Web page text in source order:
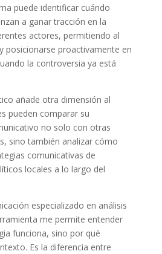
puede identificar cuándo
a ganar tracción en la
actores, permitiendo al
posicionarse proactivamente en
la controversia ya está
añade otra dimensión al
pueden comparar su
no solo con otras
sino también analizar cómo
comunicativas de
locales a lo largo del
especializado en análisis
me permite entender
funciona, sino por qué
Es la diferencia entre